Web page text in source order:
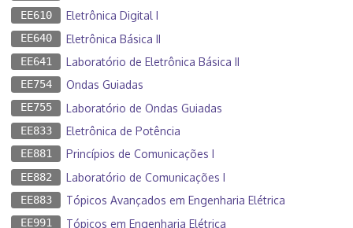
EE610 Eletrônica Digital I
EE640 Eletrônica Básica II
EE641 Laboratório de Eletrônica Básica II
EE754 Ondas Guiadas
EE755 Laboratório de Ondas Guiadas
EE833 Eletrônica de Potência
EE881 Princípios de Comunicações I
EE882 Laboratório de Comunicações I
EE883 Tópicos Avançados em Engenharia Elétrica
EE991 Tópicos em Engenharia Elétrica